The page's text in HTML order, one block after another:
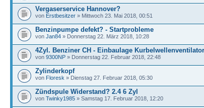
Vergaserservice Hannover?
von Erstbesitzer » Mittwoch 23. Mai 2018, 00:51
Benzinpumpe defekt? - Startprobleme
von Jan84 » Donnerstag 22. März 2018, 10:28
4Zyl. Benziner CH - Einbaulage Kurbelwellenventilator
von 9300NP » Donnerstag 22. Februar 2018, 22:48
Zylinderkopf
von Floresk » Dienstag 27. Februar 2018, 05:30
Zündspule Widerstand? 2.4 6 Zyl
von Twinky1985 » Samstag 17. Februar 2018, 12:20